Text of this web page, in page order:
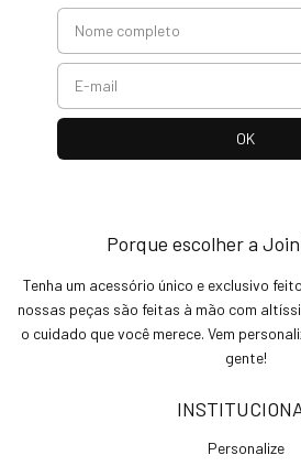
Porque escolher a
Tenha um acessório único e exclusivo
nossas peças são feitas à mão com
o cuidado que você merece. Vem
gente!
Personalize